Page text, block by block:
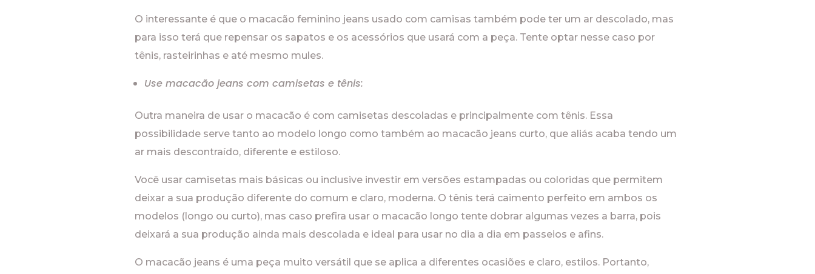
O interessante é que o macacão feminino jeans usado com camisas também pode ter um ar descolado, mas
para isso terá que repensar os sapatos e os acessórios que usará com a peça. Tente optar nesse caso por
tênis, rasteirinhas e até mesmo mules.
Use macacão jeans com camisetas e tênis:
Outra maneira de usar o macacão é com camisetas descoladas e principalmente com tênis. Essa
possibilidade serve tanto ao modelo longo como também ao macacão jeans curto, que aliás acaba tendo um
ar mais descontraído, diferente e estiloso.
Você usar camisetas mais básicas ou inclusive investir em versões estampadas ou coloridas que permitem
deixar a sua produção diferente do comum e claro, moderna. O tênis terá caimento perfeito em ambos os
modelos (longo ou curto), mas caso prefira usar o macacão longo tente dobrar algumas vezes a barra, pois
deixará a sua produção ainda mais descolada e ideal para usar no dia a dia em passeios e afins.
O macacão jeans é uma peça muito versátil que se aplica a diferentes ocasiões e claro, estilos. Portanto,